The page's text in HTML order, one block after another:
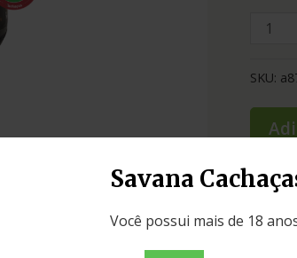
Savana
Você possui mais de 18
SKU: